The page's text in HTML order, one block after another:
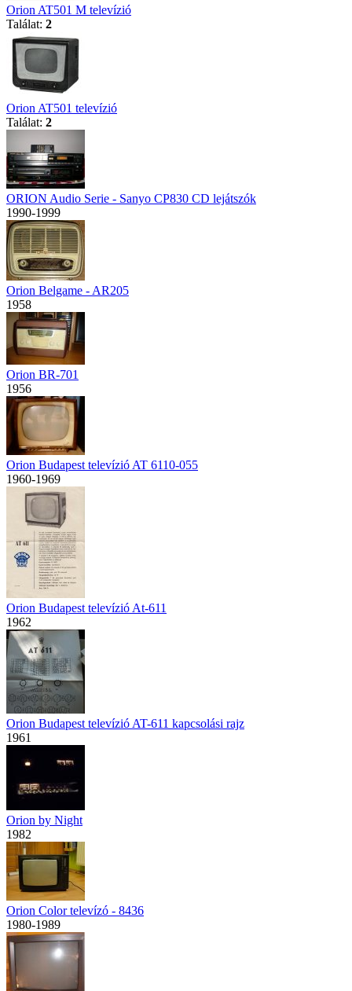
Orion AT501 M televízió
Találat: 2
Orion AT501 televízió
Találat: 2
ORION Audio Serie - Sanyo CP830 CD lejátszók
1990-1999
Orion Belgame - AR205
1958
Orion BR-701
1956
Orion Budapest televízió AT 6110-055
1960-1969
Orion Budapest televízió At-611
1962
Orion Budapest televízió AT-611 kapcsolási rajz
1961
Orion by Night
1982
Orion Color televízó - 8436
1980-1989